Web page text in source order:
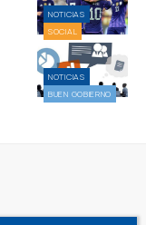
NOTICIAS
SOCIAL
NOTICIAS
BUEN GOBIERNO